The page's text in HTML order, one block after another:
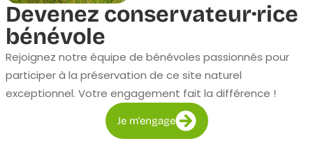
Devenez conservateur·rice
bénévole
Rejoignez notre équipe de bénévoles passionnés pour
participer à la préservation de ce site naturel
exceptionnel. Votre engagement fait la différence !
Je m'engage